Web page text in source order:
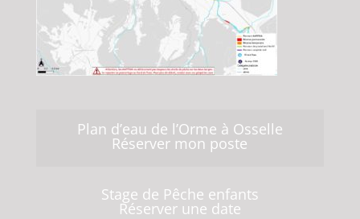
Plan d’eau de l’Orme à Osselle
Réserver mon poste
Stage de Pêche enfants
Réserver une date